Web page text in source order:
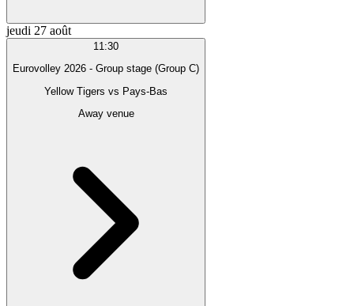
jeudi 27 août
11:30
Eurovolley 2026 - Group stage (Group C)
Yellow Tigers vs Pays-Bas
Away venue